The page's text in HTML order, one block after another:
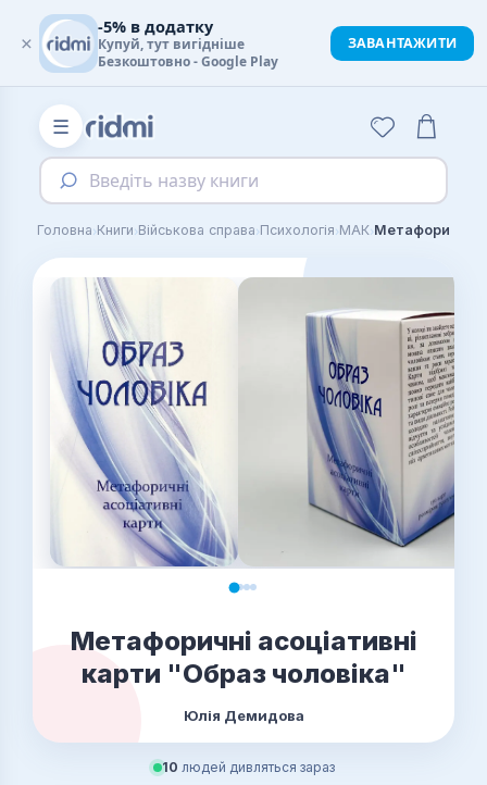
☰
Введіть назву книги
Головна›Книги›Військова справа›Психологія›МАК›
Метафоричні асоціативні
карти "Образ чоловіка"
Юлія Демидова
10 людей дивляться зараз
×
-5% в додатку
Купуй, тут вигідніше
Безкоштовно - Google Play
ЗАВАНТАЖИТИ